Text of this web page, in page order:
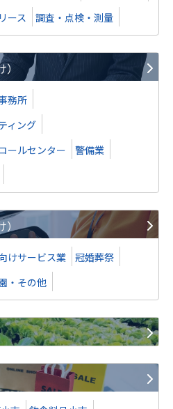
ース 調査・点検・測量
務所
ィング
ールセンター
警備業
）
けサービス業
冠婚葬祭
・その他